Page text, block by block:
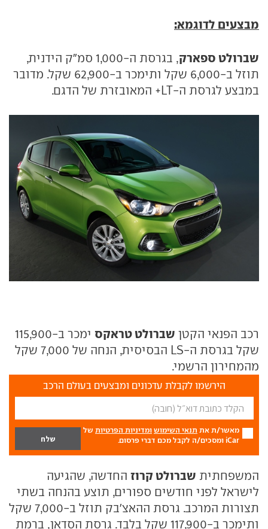
מבצעים לדוגמא:
שברולט ספארק
, בגרסת ה-1,000 סמ"ק הידנית,
תוזל ב-6,000 שקל ותימכר ב-62,900 שקל. מדובר
במבצע לגרסת ה-LT+ המאובזרת של הדגם.
רכב הפנאי הקטן שברולט טראקס
ימכר ב-115,900
שקל בגרסת ה-LS הבסיסית, הנחה של 7,000 שקל
מהמחירון הרשמי.
הירשמו לקבלת עדכונים ומבצעים בעולם הרכב
מאשר/ת את תנאי השימוש ומדיניות הפרטיות של
iCar ומסכים/ה לקבל מכם דברי פרסום.
המשפחתית שברולט קרוז החדשה, שהגיעה
לישראל לפני חודשים ספורים, תוצע בהנחה בשתי
תצורות המרכב. גרסת ההאצ'בק תוזל ב-7,000 שקל
ותימכר ב-117,900 שקל בלבד. גרסת הסדאן, ברמת